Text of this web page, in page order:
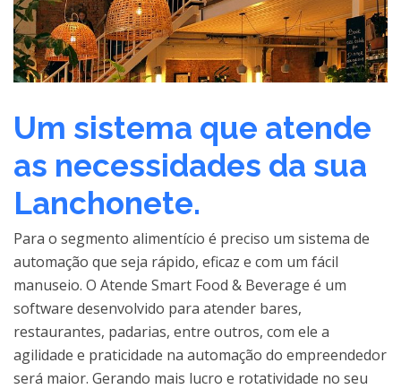
Um sistema que atende
as necessidades da sua
Lanchonete.
Para o segmento alimentício é preciso um sistema de
automação que seja rápido, eficaz e com um fácil
manuseio. O Atende Smart Food & Beverage é um
software desenvolvido para atender bares,
restaurantes, padarias, entre outros, com ele a
agilidade e praticidade na automação do empreendedor
será maior. Gerando mais lucro e rotatividade no seu